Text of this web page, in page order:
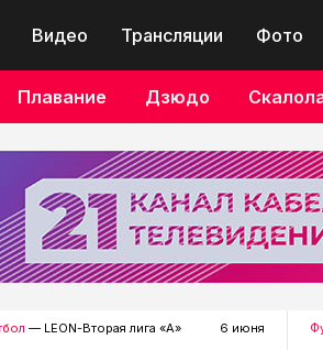
Видео Трансляции Фото
Плавание Дзюдо
— LEON-Вторая лига «А» 6 июня